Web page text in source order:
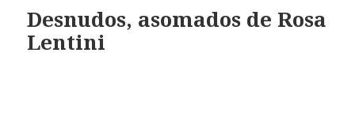
Desnudos, asomados de Rosa
Lentini